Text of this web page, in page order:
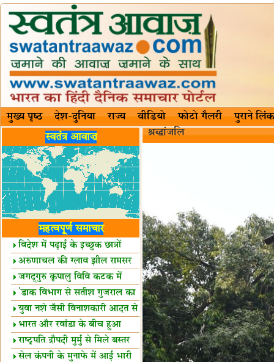
मुख्य पृष्ठ देश-दुनिया राज्य वीडियो फोटो गैलरी पुराने लिंक
स्वतंत्र आवाज़
महत्वपूर्ण समाचार
विदेश में पढ़ाई के इच्छुक छात्रों
केलिए खुशखबरी!
अरुणाचल की ग्लाव झील रामसर
स्थल घोषित
जगद्गुरु कृपालु विवि कटक में
शैक्षिक सत्र शुरू
'डाक विभाग से सतीश गुजराल का
रिश्ता गहरा'
युवा नशे जैसी विनाशकारी आदत से
दूर रहें-मोदी
भारत और रवांडा के बीच हुआ
व्यापार विस्तार
राष्ट्रपति द्रौपदी मुर्मु से मिले बस्तर
के प्रतिनिधि
सेल कंपनी के मुनाफे में आई भारी
श्रद्धांजलि